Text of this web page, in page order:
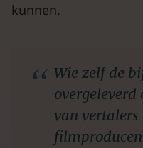
kunnen.
Wie zelf de
van